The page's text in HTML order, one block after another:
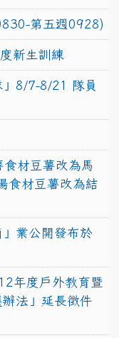
第五週0928)
新生訓練
」8/7-8/21 隊員
材豆薯改為馬
食材豆薯改為結
業公開發布於
年度戶外教育暨
法」延長徵件